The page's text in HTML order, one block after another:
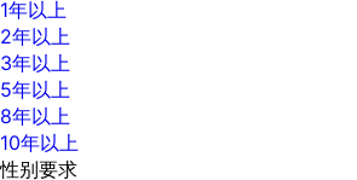
1年以上
2年以上
3年以上
5年以上
8年以上
10年以上
性别要求